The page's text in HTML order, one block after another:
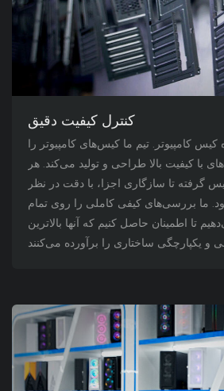
کنترل کیفیت دقیق
کیس کامپیوتر. تیم ما کیس‌های کامپیوتر را
با کیفیت بالا طراحی و تولید می‌کند. هر
گرفته تا سازگاری اجزا، با دقت در نظر
ما بررسی‌های کیفی کاملی را روی تمام
تا اطمینان حاصل کنیم که آنها بالاترین